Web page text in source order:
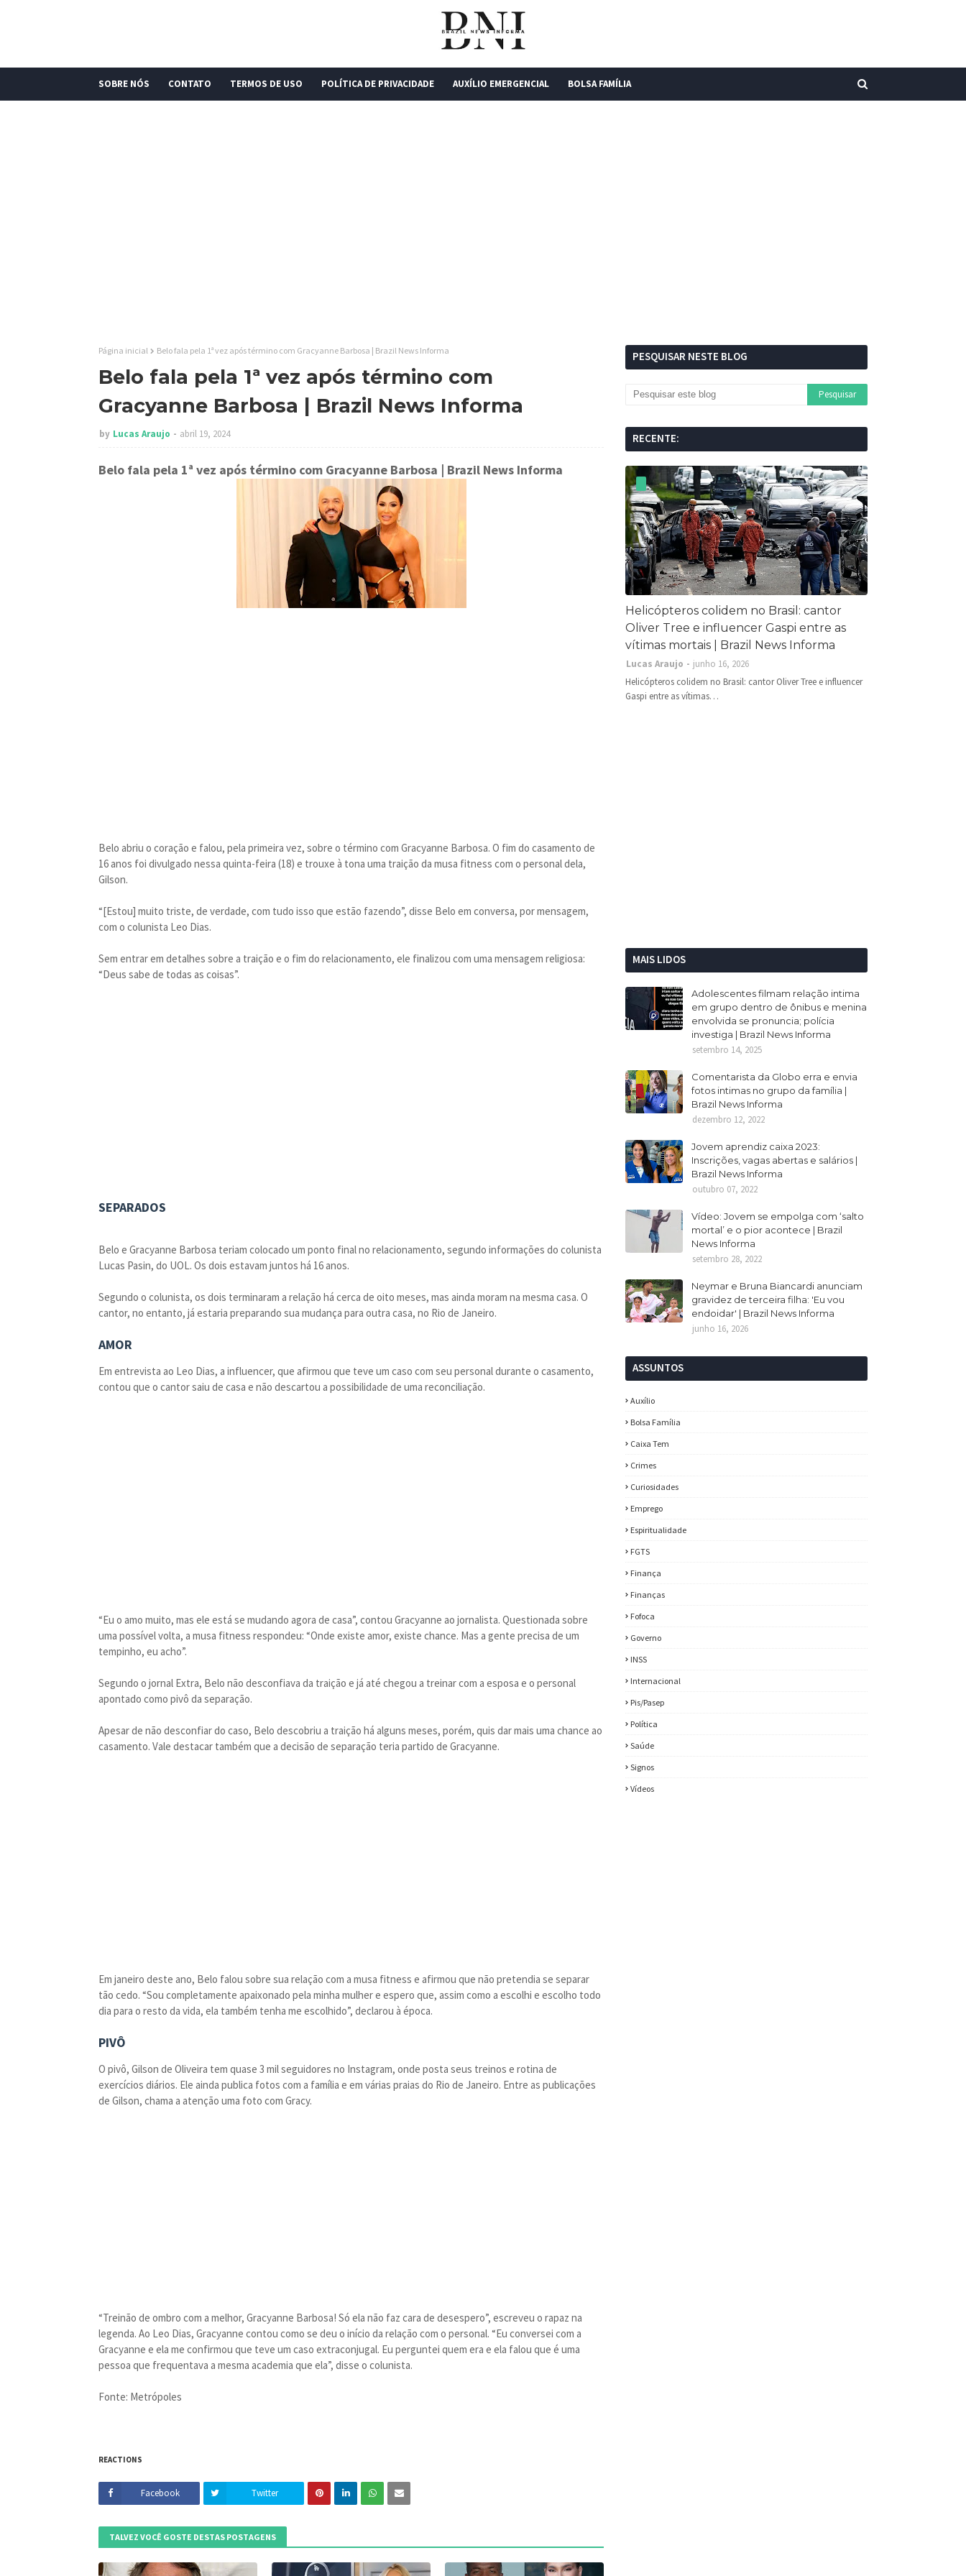
SOBRE NÓS CONTATO TERMOS DE USO POLÍTICA DE PRIVACIDADE AUXÍLIO EMERGENCIAL BOLSA FAMÍLIA
Página inicial Belo fala pela 1ª vez após término com Gracyanne Barbosa | Brazil News Informa
Belo fala pela 1ª vez após término com
Gracyanne Barbosa | Brazil News Informa
by Lucas Araujo abril 19, 2024
Belo fala pela 1ª vez após término com Gracyanne Barbosa | Brazil News Informa
Belo abriu o coração e falou, pela primeira vez, sobre o término com Gracyanne Barbosa. O fim do casamento de
16 anos foi divulgado nessa quinta-feira (18) e trouxe à tona uma traição da musa fitness com o personal dela,
Gilson.
“[Estou] muito triste, de verdade, com tudo isso que estão fazendo”, disse Belo em conversa, por mensagem,
com o colunista Leo Dias.
Sem entrar em detalhes sobre a traição e o fim do relacionamento, ele finalizou com uma mensagem religiosa:
“Deus sabe de todas as coisas”.
SEPARADOS
Belo e Gracyanne Barbosa teriam colocado um ponto final no relacionamento, segundo informações do colunista
Lucas Pasin, do UOL. Os dois estavam juntos há 16 anos.
Segundo o colunista, os dois terminaram a relação há cerca de oito meses, mas ainda moram na mesma casa. O
cantor, no entanto, já estaria preparando sua mudança para outra casa, no Rio de Janeiro.
AMOR
Em entrevista ao Leo Dias, a influencer, que afirmou que teve um caso com seu personal durante o casamento,
contou que o cantor saiu de casa e não descartou a possibilidade de uma reconciliação.
“Eu o amo muito, mas ele está se mudando agora de casa”, contou Gracyanne ao jornalista. Questionada sobre
uma possível volta, a musa fitness respondeu: “Onde existe amor, existe chance. Mas a gente precisa de um
tempinho, eu acho”.
Segundo o jornal Extra, Belo não desconfiava da traição e já até chegou a treinar com a esposa e o personal
apontado como pivô da separação.
Apesar de não desconfiar do caso, Belo descobriu a traição há alguns meses, porém, quis dar mais uma chance ao
casamento. Vale destacar também que a decisão de separação teria partido de Gracyanne.
Em janeiro deste ano, Belo falou sobre sua relação com a musa fitness e afirmou que não pretendia se separar
tão cedo. “Sou completamente apaixonado pela minha mulher e espero que, assim como a escolhi e escolho todo
dia para o resto da vida, ela também tenha me escolhido”, declarou à época.
PIVÔ
O pivô, Gilson de Oliveira tem quase 3 mil seguidores no Instagram, onde posta seus treinos e rotina de
exercícios diários. Ele ainda publica fotos com a família e em várias praias do Rio de Janeiro. Entre as publicações
de Gilson, chama a atenção uma foto com Gracy.
“Treinão de ombro com a melhor, Gracyanne Barbosa! Só ela não faz cara de desespero”, escreveu o rapaz na
legenda. Ao Leo Dias, Gracyanne contou como se deu o início da relação com o personal. “Eu conversei com a
Gracyanne e ela me confirmou que teve um caso extraconjugal. Eu perguntei quem era e ela falou que é uma
pessoa que frequentava a mesma academia que ela”, disse o colunista.
Fonte: Metrópoles
REACTIONS
Facebook Twitter
TALVEZ VOCÊ GOSTE DESTAS POSTAGENS
PESQUISAR NESTE BLOG
RECENTE:
Helicópteros colidem no Brasil: cantor
Oliver Tree e influencer Gaspi entre as
vítimas mortais | Brazil News Informa
Lucas Araujo
junho 16, 2026
Helicópteros colidem no Brasil: cantor Oliver Tree e influencer
Gaspi entre as vítimas…
MAIS LIDOS
Adolescentes filmam relação intima
em grupo dentro de ônibus e menina
envolvida se pronuncia; polícia
investiga | Brazil News Informa
setembro 14, 2025
Comentarista da Globo erra e envia
fotos intimas no grupo da família |
Brazil News Informa
dezembro 12, 2022
Jovem aprendiz caixa 2023:
Inscrições, vagas abertas e salários |
Brazil News Informa
outubro 07, 2022
Vídeo: Jovem se empolga com ‘salto
mortal’ e o pior acontece | Brazil
News Informa
setembro 28, 2022
Neymar e Bruna Biancardi anunciam
gravidez de terceira filha: 'Eu vou
endoidar' | Brazil News Informa
junho 16, 2026
ASSUNTOS
Auxílio
Bolsa Família
Caixa Tem
Crimes
Curiosidades
Emprego
Espiritualidade
FGTS
Finança
Finanças
Fofoca
Governo
INSS
Internacional
Pis/Pasep
Política
Saúde
Signos
Vídeos